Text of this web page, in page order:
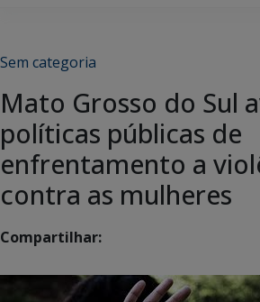
Sem categoria
Mato Grosso do Sul
políticas públicas de
enfrentamento a
contra as mulheres
Compartilhar: